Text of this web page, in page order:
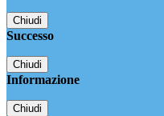
Chiudi
Successo
Chiudi
Informazione
Chiudi